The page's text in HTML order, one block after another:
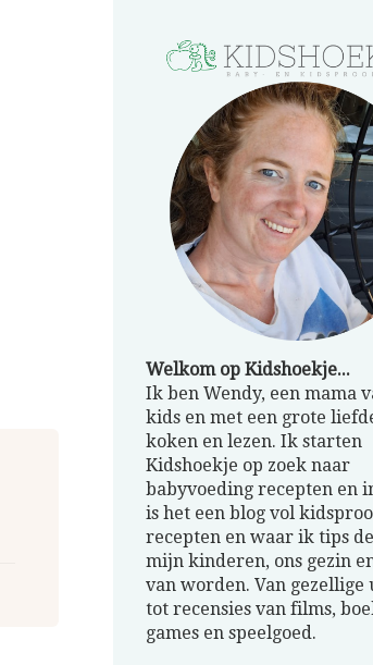
Welkom op Kidshoekje...
Ik ben Wendy, een mama
kids en met een grote
koken en lezen. Ik starten
Kidshoekje op zoek naar
babyvoeding recepten en
is het een blog vol
recepten en waar ik tips
mijn kinderen, ons gezin
van worden. Van gezellige
tot recensies van films,
games en speelgoed.